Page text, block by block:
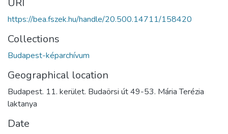
URI
https://bea.fszek.hu/handle/20.500.14711/158420
Collections
Budapest-képarchívum
Geographical location
Budapest. 11. kerület. Budaörsi út 49-53. Mária Terézia
laktanya
Date